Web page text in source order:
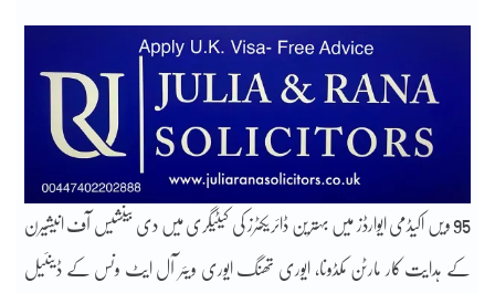
95 ویں اکیڈمی ایوارڈز میں بہترین ڈائریکٹرز کی کیٹیگری میں دی بینشیس آف انیشیرن
کے ہدایت کار مارٹن مکڈونا، ایوری تھنگ ایوری ویئر آل ایٹ ونس کے ڈینئیل